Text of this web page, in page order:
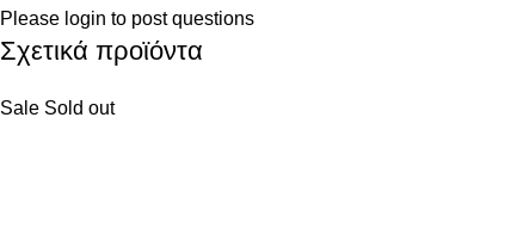
Please login to post questions
Σχετικά προϊόντα
Sale Sold out